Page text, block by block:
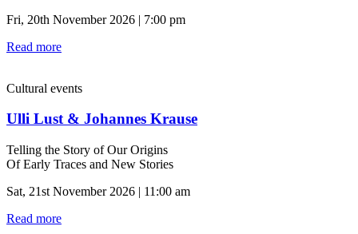
Fri, 20th November 2026 | 7:00 pm
Read more
Cultural events
Ulli Lust & Johannes Krause
Telling the Story of Our Origins
Of Early Traces and New Stories
Sat, 21st November 2026 | 11:00 am
Read more